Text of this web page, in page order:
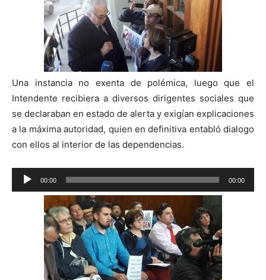
Una instancia no exenta de polémica, luego que el
Intendente recibiera a diversos dirigentes sociales que
se declaraban en estado de alerta y exigían explicaciones
a la máxima autoridad, quien en definitiva entabló dialogo
con ellos al interior de las dependencias.
Reproductor
de
00:00 00:00